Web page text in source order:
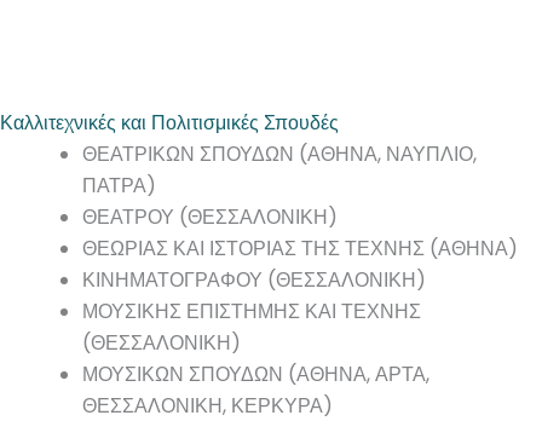
Καλλιτεχνικές και Πολιτισμικές Σπουδές
ΘΕΑΤΡΙΚΩΝ ΣΠΟΥΔΩΝ (ΑΘΗΝΑ, ΝΑΥΠΛΙΟ,
ΠΑΤΡΑ)
ΘΕΑΤΡΟΥ (ΘΕΣΣΑΛΟΝΙΚΗ)
ΘΕΩΡΙΑΣ ΚΑΙ ΙΣΤΟΡΙΑΣ ΤΗΣ ΤΕΧΝΗΣ (ΑΘΗΝΑ)
ΚΙΝΗΜΑΤΟΓΡΑΦΟΥ (ΘΕΣΣΑΛΟΝΙΚΗ)
ΜΟΥΣΙΚΗΣ ΕΠΙΣΤΗΜΗΣ ΚΑΙ ΤΕΧΝΗΣ
(ΘΕΣΣΑΛΟΝΙΚΗ)
ΜΟΥΣΙΚΩΝ ΣΠΟΥΔΩΝ (ΑΘΗΝΑ, ΑΡΤΑ,
ΘΕΣΣΑΛΟΝΙΚΗ, ΚΕΡΚΥΡΑ)